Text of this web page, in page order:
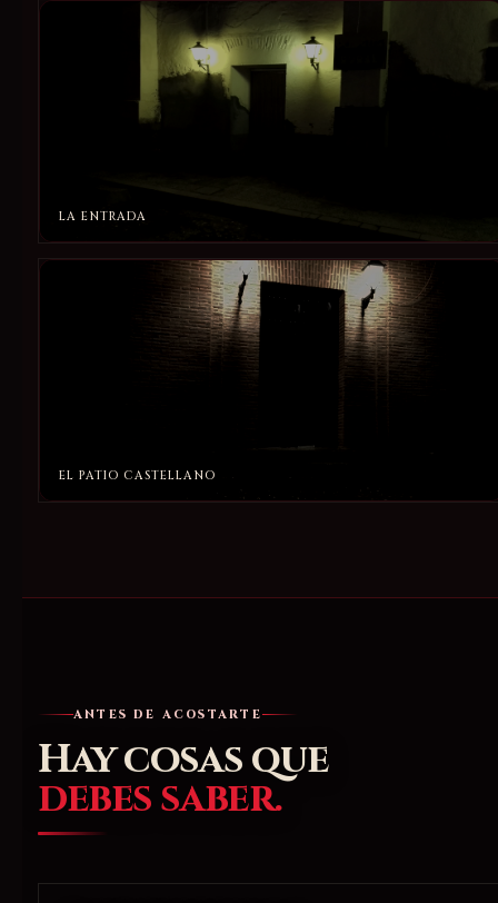
LA ENTRADA
EL PATIO CASTELLANO
ANTES DE ACOSTARTE
Hay cosas que
debes saber.